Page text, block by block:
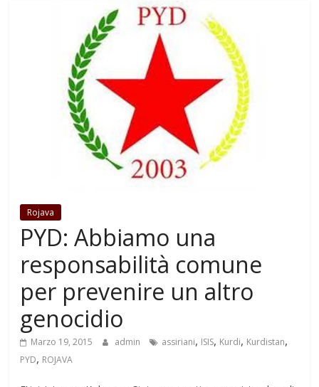
Rojava
PYD: Abbiamo una
responsabilità comune
per prevenire un altro
genocidio
Marzo 19, 2015 admin assiriani, ISIS, Kurdi, Kurdistan,
PYD, ROJAVA